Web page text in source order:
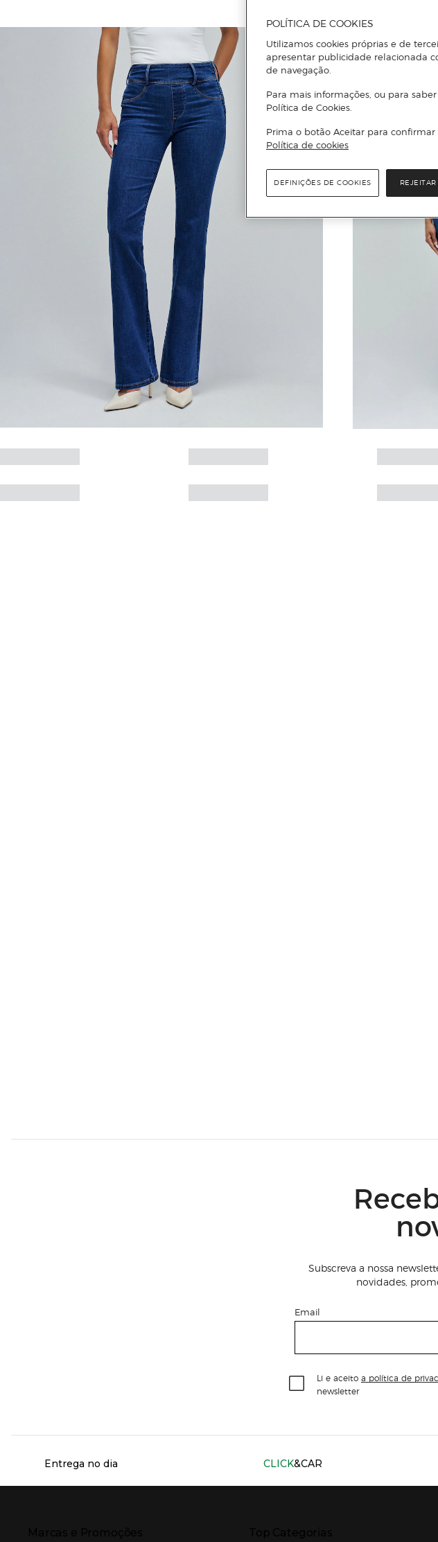
Subscreva a nossa
novidades,
Email
Li e aceito a política de
newsletter
Entrega no dia CLICK&CAR
POLÍTICA DE COOKIES
Utilizamos cookies próprias e de
apresentar publicidade relacionada
de navegação.
Para mais informações, ou para
Política de Cookies.
Prima o botão Aceitar para confirmar
Política de cookies
DEFINIÇÕES DE COOKIES